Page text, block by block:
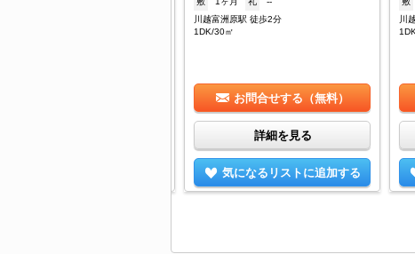
川越富洲原駅 徒歩2分
1DK/30㎡
お問合せする（無料）
詳細を見る
気になるリストに追加する
川